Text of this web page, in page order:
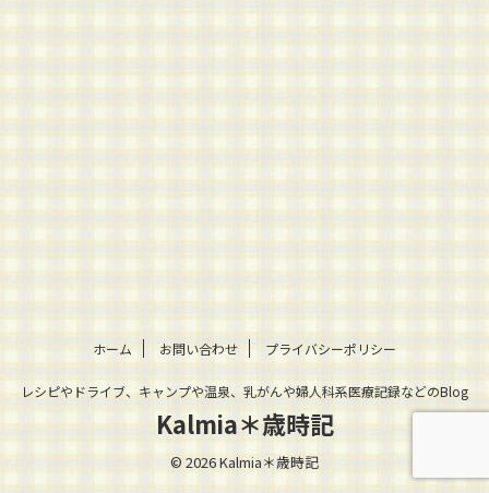
ホーム お問い合わせ プライバシーポリシー
レシピやドライブ、キャンプや温泉、乳がんや婦人科系医療記録などのBlog
Kalmia＊歳時記
© 2026 Kalmia＊歳時記